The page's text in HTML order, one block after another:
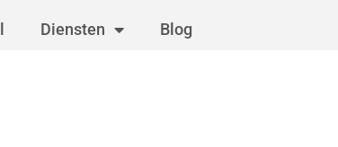
Diensten Blog